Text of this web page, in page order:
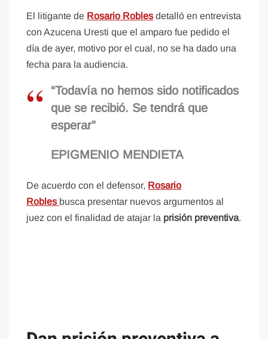
El litigante de Rosario Robles detalló en entrevista
con Azucena Uresti que el amparo fue pedido el
día de ayer, motivo por el cual, no se ha dado una
fecha para la audiencia.
“Todavía no hemos sido notificados
que se recibió. Se tendrá que
esperar”
EPIGMENIO MENDIETA
De acuerdo con el defensor, Rosario
Robles busca presentar nuevos argumentos al
juez con el finalidad de atajar la prisión preventiva.